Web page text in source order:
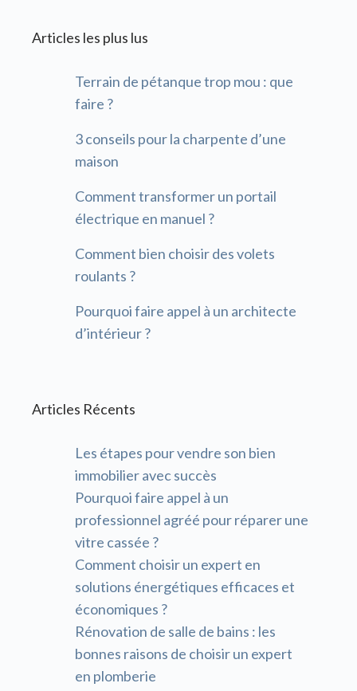
Articles les plus lus
Terrain de pétanque trop mou : que
faire ?
3 conseils pour la charpente d’une
maison
Comment transformer un portail
électrique en manuel ?
Comment bien choisir des volets
roulants ?
Pourquoi faire appel à un architecte
d’intérieur ?
Articles Récents
Les étapes pour vendre son bien
immobilier avec succès
Pourquoi faire appel à un
professionnel agréé pour réparer une
vitre cassée ?
Comment choisir un expert en
solutions énergétiques efficaces et
économiques ?
Rénovation de salle de bains : les
bonnes raisons de choisir un expert
en plomberie